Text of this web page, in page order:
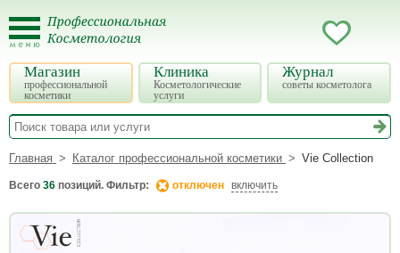
Магазин
профессиональной
косметики
Клиника
Косметологические
услуги
Журнал
советы косметолога
Главная Каталог профессиональной косметики Vie Collection
Всего 36 позиций. Фильтр: отключен включить